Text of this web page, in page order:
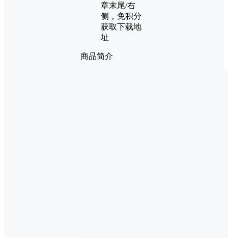
章末尾/右
侧，免积分
获取下载地
址
商品简介